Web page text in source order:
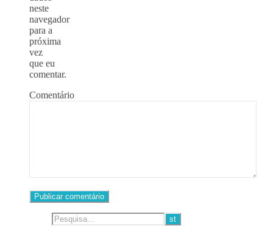
neste
navegador
para a
próxima
vez
que eu
comentar.
Comentário